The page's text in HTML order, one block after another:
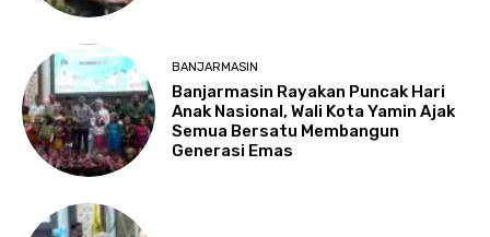
BANJARMASIN
Banjarmasin Rayakan Puncak Hari
Anak Nasional, Wali Kota Yamin Ajak
Semua Bersatu Membangun
Generasi Emas